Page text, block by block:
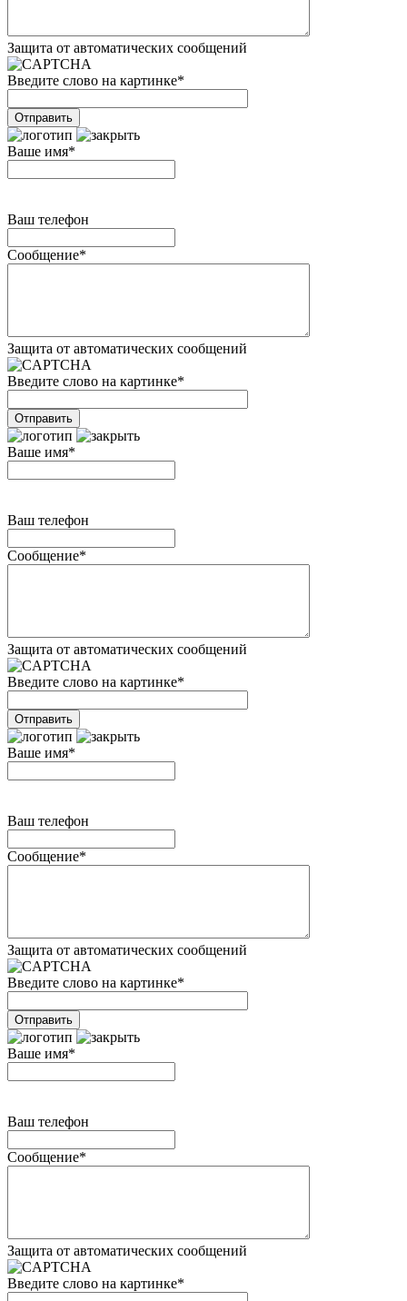
Защита от автоматических сообщений
Введите слово на картинке*
Ваше имя*
Ваш телефон
Сообщение*
Защита от автоматических сообщений
Введите слово на картинке*
Ваше имя*
Ваш телефон
Сообщение*
Защита от автоматических сообщений
Введите слово на картинке*
Ваше имя*
Ваш телефон
Сообщение*
Защита от автоматических сообщений
Введите слово на картинке*
Ваше имя*
Ваш телефон
Сообщение*
Защита от автоматических сообщений
Введите слово на картинке*